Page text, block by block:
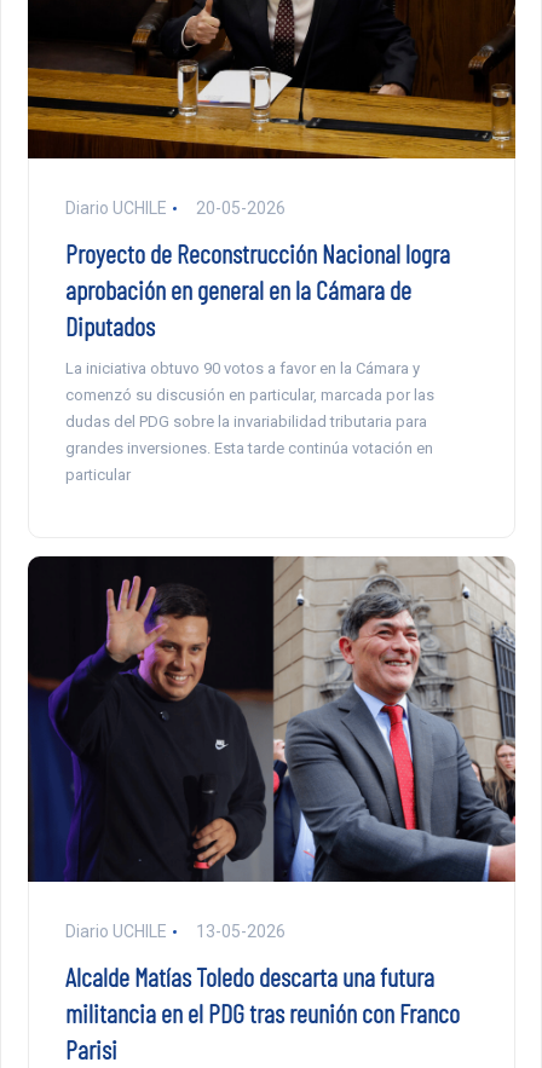
Diario UCHILE 20-05-2026
Proyecto de Reconstrucción Nacional logra
aprobación en general en la Cámara de
Diputados
La iniciativa obtuvo 90 votos a favor en la Cámara y
comenzó su discusión en particular, marcada por las
dudas del PDG sobre la invariabilidad tributaria para
grandes inversiones. Esta tarde continúa votación en
particular
Diario UCHILE 13-05-2026
Alcalde Matías Toledo descarta una futura
militancia en el PDG tras reunión con Franco
Parisi